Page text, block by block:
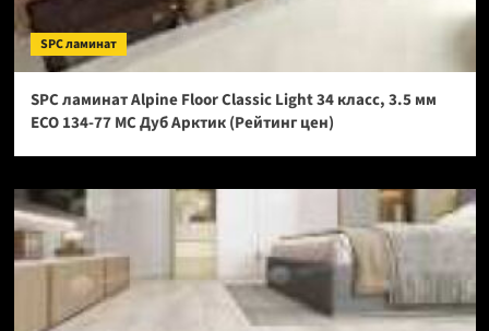
SPC ламинат
SPC ламинат Alpine Floor Classic Light 34 класс, 3.5 мм
ECO 134-77 МС Дуб Арктик (Рейтинг цен)